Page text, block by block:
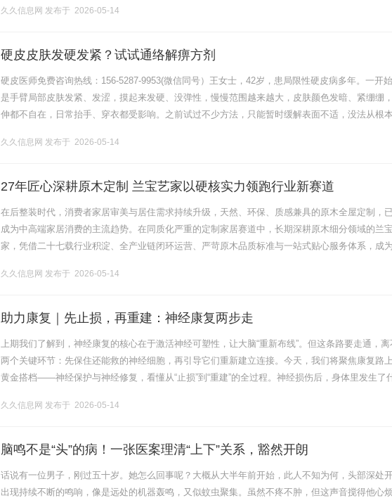
久久信息网 发布于 2026-05-14
硬皮皮肤发硬发紧？试试通络解痹方剂
硬皮医师免费咨询热线：156-5287-9953(微信同号）王女士，42岁，患局限性硬皮病多年。一开
是手臂局部皮肤发紧、发涩，摸起来发硬、没弹性，慢慢范围越来越大，皮肤颜色发暗、紧绷绷
伸都不自在，日常抬手、穿衣都受影响。之前试过不少方法，只能暂时缓解表面不适，没法从根
久久信息网 发布于 2026-05-14
27年匠心深耕原木定制 兰宝艺家以硬核实力领跑行业新赛道
在后整装时代，消费者家居审美与居住需求持续升级，天然、环保、质感兼具的原木全屋定制，
成为中高端家居消费的主流趋势。在同质化严重的定制家居赛道中，长期深耕原木细分领域的兰
家，凭借二十七载行业积淀、全产业链闭环运营、严苛原木品质标准与一站式贴心服务体系，成
家居空间.........
久久信息网 发布于 2026-05-14
助力康复｜先止损，再重建：神经康复两步走
上期我们了解到，神经康复的核心在于激活神经可塑性，让大脑“重新布线”。但这条路要走通，
两个关键环节：先保住还能救的神经细胞，再引导它们重新建立连接。今天，我们将聚焦康复路
黄金搭档——神经保护与神经修复，看懂从“止损”到“重建”的全过程。神经损伤后，身体里发生了
神.........
久久信息网 发布于 2026-05-14
脑鸣不是“头”的病！一张医案理清“上下”关系，豁然开朗
话说有一位男子，刚过五十岁。她怎么回事呢？大概从大半年前开始，此人不知为何，头部深处
出现持续不断的鸣响，像是远处的机器轰鸣，又似蚊虫聚集。虽然不疼不肿，但这声音搅得他心